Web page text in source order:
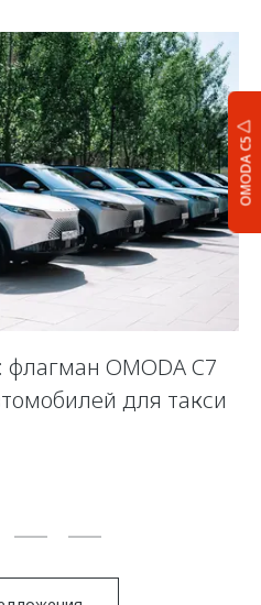
OMODA C5
флагман OMODA C7
для такси